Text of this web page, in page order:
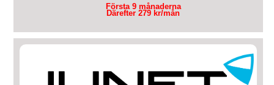
Första 9 månaderna
Därefter 279 kr/mån